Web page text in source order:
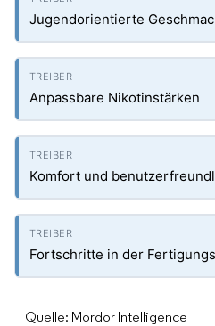
Jugendorientierte
Anpassbare Nikotinstärken
Komfort und
Fortschritte in der
Quelle: Mordor Intelligence